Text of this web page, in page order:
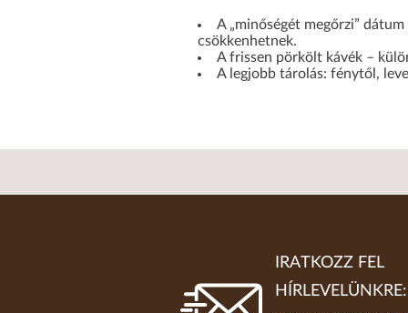
A „minőségét megőrzi”
csökkenhetnek.
A frissen pörkölt kávék –
A legjobb tárolás: fénytől,
IRATKOZZ FEL
HÍRLEVELÜNKRE: